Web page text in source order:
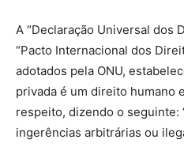
A “Declaração Universal dos
“Pacto Internacional dos
adotados pela ONU,
privada é um direito humano
respeito, dizendo o seguinte:
ingerências arbitrárias ou